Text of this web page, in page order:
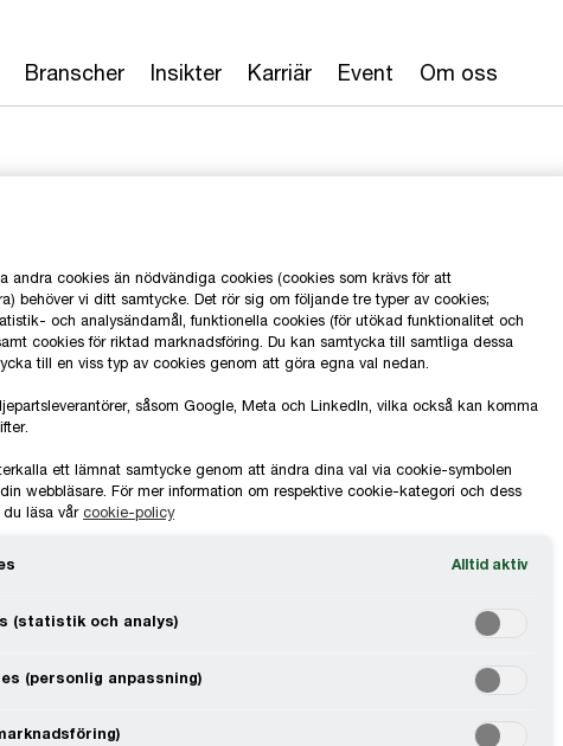
Branscher Insikter Karriär Event Om oss
0709-29
Email
LinkedIn
that rewrites the rules
andra cookies än nödvändiga cookies (cookies som krävs för att
behöver vi ditt samtycke. Det rör sig om följande tre typer av cookies;
och analysändamål, funktionella cookies (för utökad funktionalitet och
cookies för riktad marknadsföring. Du kan samtycka till samtliga dessa
till en viss typ av cookies genom att göra egna val nedan.
såsom Google, Meta och LinkedIn, vilka också kan komma
ett lämnat samtycke genom att ändra dina val via cookie-symbolen
webbläsare. För mer information om respektive cookie-kategori och dess
läsa vårcookie-policy
Alltid aktiv
(statistik och analys)
(personlig anpassning)